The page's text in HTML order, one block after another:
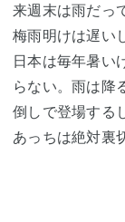
来週末は雨だっ
梅雨明けは遅い
日本は毎年暑い
らない。雨は降
倒しで登場する
あっちは絶対裏